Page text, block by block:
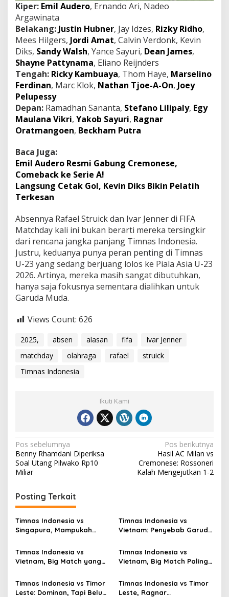
Kiper: Emil Audero, Ernando Ari, Nadeo
Argawinata
Belakang: Justin Hubner, Jay Idzes, Rizky Ridho,
Mees Hilgers, Jordi Amat, Calvin Verdonk, Kevin
Diks, Sandy Walsh, Yance Sayuri, Dean James,
Shayne Pattynama, Eliano Reijnders
Tengah: Ricky Kambuaya, Thom Haye, Marselino
Ferdinan, Marc Klok, Nathan Tjoe-A-On, Joey
Pelupessy
Depan: Ramadhan Sananta, Stefano Lilipaly, Egy
Maulana Vikri, Yakob Sayuri, Ragnar
Oratmangoen, Beckham Putra
Baca Juga:
Emil Audero Resmi Gabung Cremonese,
Comeback ke Serie A!
Langsung Cetak Gol, Kevin Diks Bikin Pelatih
Terkesan
Absennya Rafael Struick dan Ivar Jenner di FIFA
Matchday kali ini bukan berarti mereka tersingkir
dari rencana jangka panjang Timnas Indonesia.
Justru, keduanya punya peran penting di Timnas
U-23 yang sedang berjuang lolos ke Piala Asia U-23
2026. Artinya, mereka masih sangat dibutuhkan,
hanya saja fokusnya sementara dialihkan untuk
Garuda Muda.
Views Count: 626
2025, absen alasan fifa
Ivar Jenner
matchday
olahraga rafael
struick
Timnas Indonesia
Ikuti Kami
Navigasi
pos
Pos sebelumnya
Benny Rhamdani Diperiksa
Soal Utang Pilwako Rp10
Miliar
Pos berikutnya
Hasil AC Milan vs
Cremonese: Rossoneri
Kalah Mengejutkan 1-2
Posting Terkait
Timnas Indonesia vs
Singapura, Mampukah
Timnas Indonesia vs
Vietnam: Penyebab Garuda
Timnas Indonesia vs
Vietnam, Big Match yang
Timnas Indonesia vs
Vietnam, Big Match Paling
Timnas Indonesia vs Timor
Leste: Dominan, Tapi Belum
Timnas Indonesia vs Timor
Leste, Ragnar